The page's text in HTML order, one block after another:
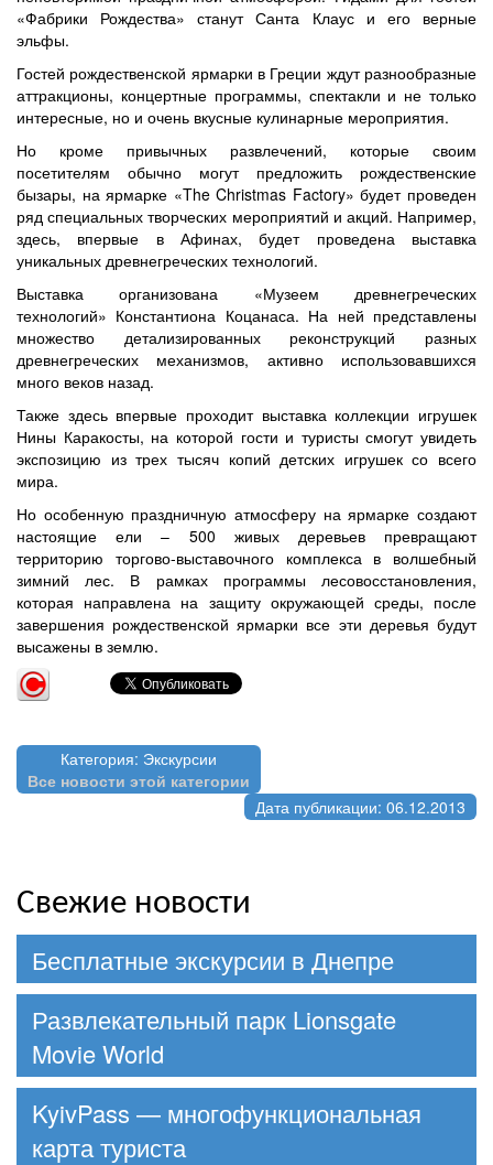
«Фабрики Рождества» станут Санта Клаус и его верные
эльфы.
Гостей рождественской ярмарки в Греции ждут разнообразные
аттракционы, концертные программы, спектакли и не только
интересные, но и очень вкусные кулинарные мероприятия.
Но кроме привычных развлечений, которые своим
посетителям обычно могут предложить рождественские
бызары, на ярмарке «The Christmas Factory» будет проведен
ряд специальных творческих мероприятий и акций. Например,
здесь, впервые в Афинах, будет проведена выставка
уникальных древнегреческих технологий.
Выставка организована «Музеем древнегреческих
технологий» Константиона Коцанаса. На ней представлены
множество детализированных реконструкций разных
древнегреческих механизмов, активно использовавшихся
много веков назад.
Также здесь впервые проходит выставка коллекции игрушек
Нины Каракосты, на которой гости и туристы смогут увидеть
экспозицию из трех тысяч копий детских игрушек со всего
мира.
Но особенную праздничную атмосферу на ярмарке создают
настоящие ели – 500 живых деревьев превращают
территорию торгово-выставочного комплекса в волшебный
зимний лес. В рамках программы лесовосстановления,
которая направлена на защиту окружающей среды, после
завершения рождественской ярмарки все эти деревья будут
высажены в землю.
Категория: Экскурсии
Все новости этой категории
Дата публикации: 06.12.2013
Свежие новости
Бесплатные экскурсии в Днепре
Развлекательный парк Lionsgate
Movie World
KyivPass — многофункциональная
карта туриста